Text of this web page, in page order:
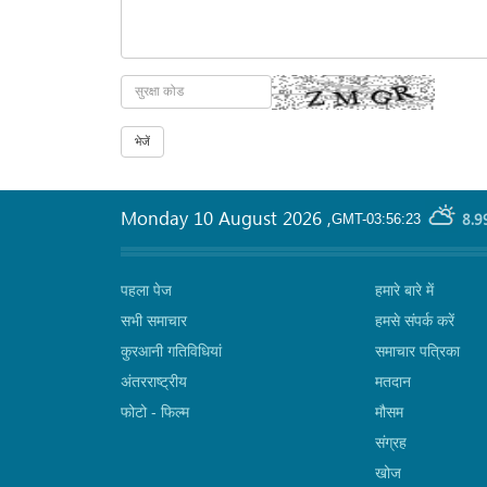
GMT-03:56:23
Monday 10 August 2026 ,
पहला पेज
सभी समाचार
कुरआनी गतिविधियां
अंतरराष्ट्रीय
फोटो - फिल्म
हमारे बारे में
हमसे संपर्क करें
समाचार पत्रिका
मतदान
मौसम
संग्रह
खोज